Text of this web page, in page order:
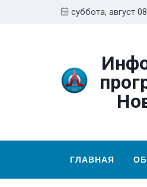
суббота, август
ГЛАВНАЯ